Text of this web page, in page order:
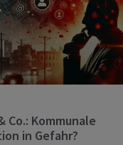
Co.: Kommunale
in Gefahr?